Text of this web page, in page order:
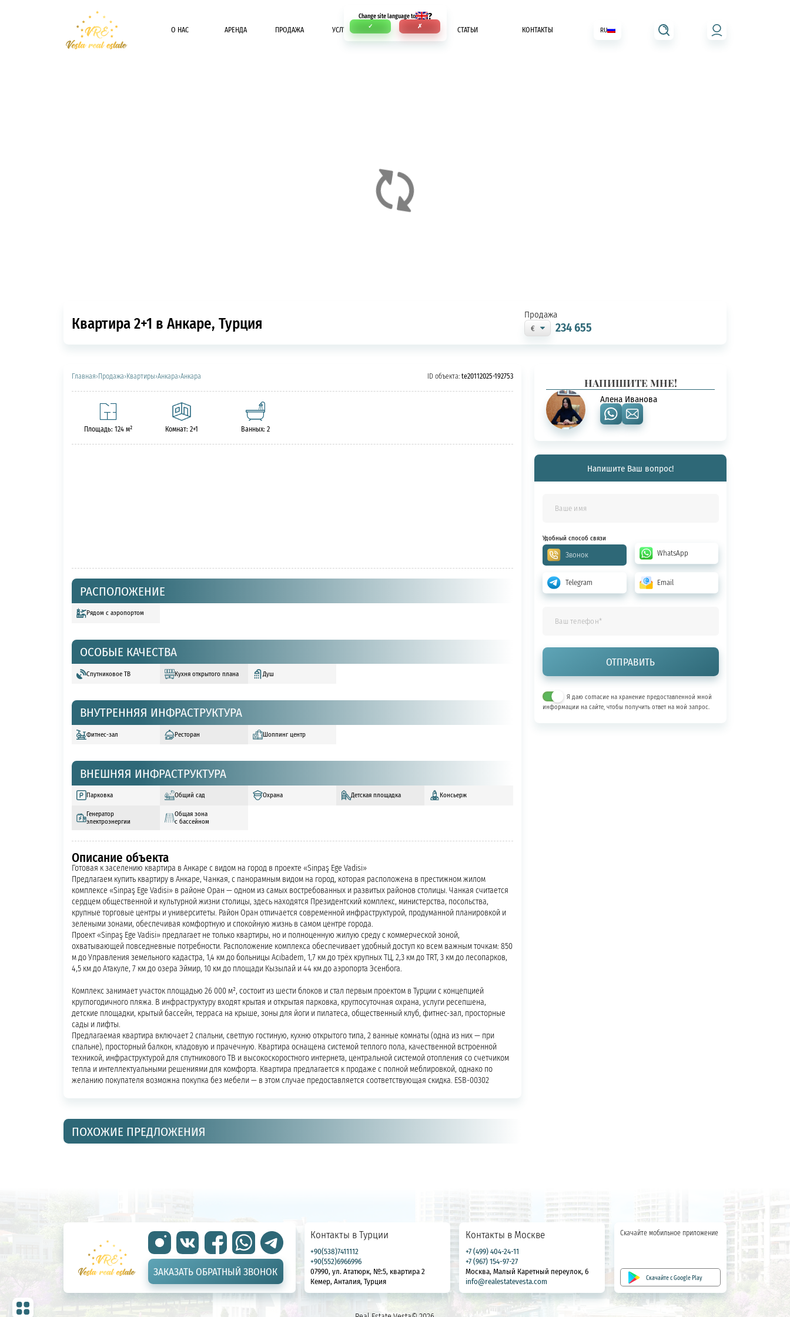
Change site language to ?
✓ ✗
О НАС АРЕНДА ПРОДАЖА УСЛУГИ ОПЛАТА СТАТЬИ КОНТАКТЫ RU
Квартира 2+1 в Анкаре, Турция Продажа
234 655
Главная›Продажа›Квартиры›Анкара›Анкара ID объекта:te20112025-192753
Площадь: 124 м² Комнат: 2+1 Ванных: 2
РАСПОЛОЖЕНИЕ
Рядом с аэропортом
ОСОБЫЕ КАЧЕСТВА
Спутниковое ТВ Кухня открытого плана Душ
ВНУТРЕННЯЯ ИНФРАСТРУКТУРА
Фитнес-зал Ресторан Шоппинг центр
ВНЕШНЯЯ ИНФРАСТРУКТУРА
Парковка Общий сад Охрана Детская площадка
Консьерж
Генератор
электроэнергии
Общая зона
с бассейном
Описание объекта
Готовая к заселению квартира в Анкаре с видом на город в проекте «Sinpaş Ege Vadisi»
Предлагаем купить квартиру в Анкаре, Чанкая, с панорамным видом на город, которая расположена в престижном жилом
комплексе «Sinpaş Ege Vadisi» в районе Оран — одном из самых востребованных и развитых районов столицы. Чанкая считается
сердцем общественной и культурной жизни столицы, здесь находятся Президентский комплекс, министерства, посольства,
крупные торговые центры и университеты. Район Оран отличается современной инфраструктурой, продуманной планировкой и
зелеными зонами, обеспечивая комфортную и спокойную жизнь в самом центре города.
Проект «Sinpaş Ege Vadisi» предлагает не только квартиры, но и полноценную жилую среду с коммерческой зоной,
охватывающей повседневные потребности. Расположение комплекса обеспечивает удобный доступ ко всем важным точкам: 850
м до Управления земельного кадастра, 1,4 км до больницы Acıbadem, 1,7 км до трёх крупных ТЦ, 2,3 км до TRT, 3 км до лесопарков,
4,5 км до Атакуле, 7 км до озера Эймир, 10 км до площади Кызылай и 44 км до аэропорта Эсенбога.
Комплекс занимает участок площадью 26 000 м², состоит из шести блоков и стал первым проектом в Турции с концепцией
круглогодичного пляжа. В инфраструктуру входят крытая и открытая парковка, круглосуточная охрана, услуги ресепшена,
детские площадки, крытый бассейн, терраса на крыше, зоны для йоги и пилатеса, общественный клуб, фитнес-зал, просторные
сады и лифты.
Предлагаемая квартира включает 2 спальни, светлую гостиную, кухню открытого типа, 2 ванные комнаты (одна из них — при
спальне), просторный балкон, кладовую и прачечную. Квартира оснащена системой теплого пола, качественной встроенной
техникой, инфраструктурой для спутникового ТВ и высокоскоростного интернета, центральной системой отопления со счетчиком
тепла и интеллектуальными решениями для комфорта. Квартира предлагается к продаже с полной меблировкой, однако по
желанию покупателя возможна покупка без мебели — в этом случае предоставляется соответствующая скидка. ESB-00302
ПОХОЖИЕ ПРЕДЛОЖЕНИЯ
НАПИШИТЕ МНЕ!
Алена Иванова
Напишите Ваш вопрос!
Удобный способ связи
Звонок WhatsApp
Telegram Email
Я даю согласие на хранение предоставленной мной
информации на сайте, чтобы получить ответ на мой запрос.
ЗАКАЗАТЬ ОБРАТНЫЙ ЗВОНОК
Контакты в Турции
+90(538)7411112
+90(552)6966996
07990, ул. Ататюрк, №:5, квартира 2
Кемер, Анталия, Турция
Контакты в Москве
+7 (499) 404-24-11
+7 (967) 154-97-27
Москва, Малый Каретный переулок, 6
info@realestatevesta.com
Скачайте мобильное приложение
Скачайте с Google Play